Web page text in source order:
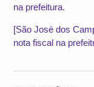
na prefeitura.
[São José dos
nota fiscal na